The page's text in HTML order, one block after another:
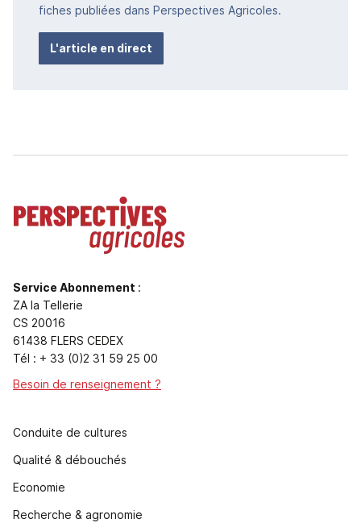
fiches publiées dans Perspectives Agricoles.
L'article en direct
Service Abonnement :
ZA la Tellerie
CS 20016
61438 FLERS CEDEX
Tél : + 33 (0)2 31 59 25 00
Besoin de renseignement ?
Conduite de cultures
Qualité & débouchés
Economie
Recherche & agronomie